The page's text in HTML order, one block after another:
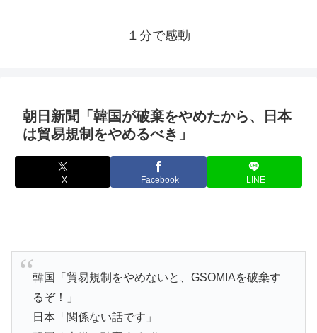
１分で感動
朝日新聞「韓国が破棄をやめたから、日本
は貿易規制をやめるべき」
X Facebook LINE
韓国「貿易規制をやめないと、GSOMIAを破棄す
るぞ！」
日本「関係ない話です」